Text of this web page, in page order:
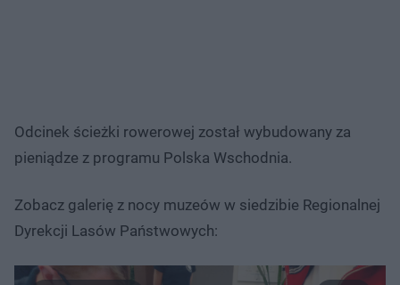
Odcinek ścieżki rowerowej został wybudowany za
pieniądze z programu Polska Wschodnia.
Zobacz galerię z nocy muzeów w siedzibie Regionalnej
Dyrekcji Lasów Państwowych: